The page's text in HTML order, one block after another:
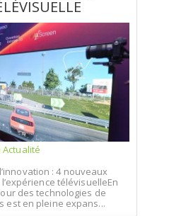
Actualité
: 4 nouveaux
télévisuelleEn
des technologies de
est en pleine expans...